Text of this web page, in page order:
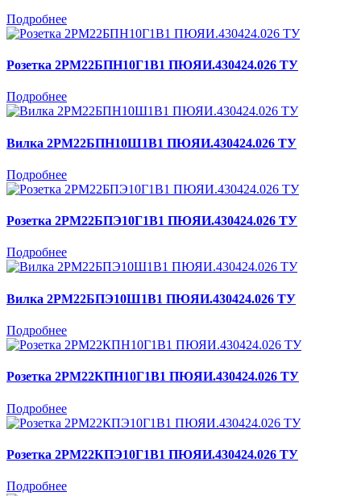
Подробнее
Розетка 2РМ22БПН10Г1В1 ПЮЯИ.430424.026 ТУ
Подробнее
Вилка 2РМ22БПН10Ш1В1 ПЮЯИ.430424.026 ТУ
Подробнее
Розетка 2РМ22БПЭ10Г1В1 ПЮЯИ.430424.026 ТУ
Подробнее
Вилка 2РМ22БПЭ10Ш1В1 ПЮЯИ.430424.026 ТУ
Подробнее
Розетка 2РМ22КПН10Г1В1 ПЮЯИ.430424.026 ТУ
Подробнее
Розетка 2РМ22КПЭ10Г1В1 ПЮЯИ.430424.026 ТУ
Подробнее